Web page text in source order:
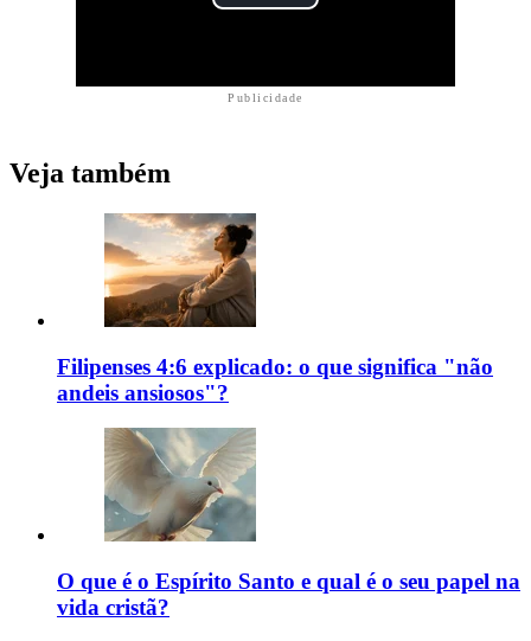
Publicidade
Veja também
Filipenses 4:6 explicado: o que significa "não
andeis ansiosos"?
O que é o Espírito Santo e qual é o seu papel na
vida cristã?